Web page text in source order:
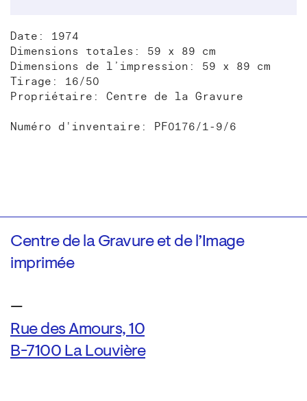
Date: 1974
Dimensions totales: 59 x 89 cm
Dimensions de l’impression: 59 x 89 cm
Tirage: 16/50
Propriétaire: Centre de la Gravure
Numéro d'inventaire: PF0176/1-9/6
Centre de la Gravure et de l’Image
imprimée
—
Rue des Amours, 10
B-7100 La Louvière